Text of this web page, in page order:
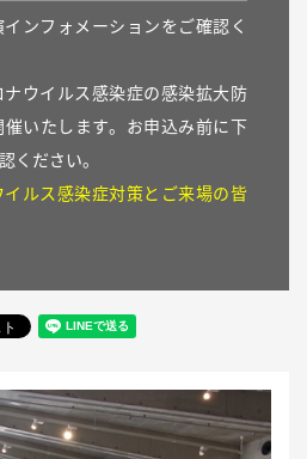
ンフォメーションをご確認く
ウイルス感染症の感染拡大防
いたします。お申込み前に下
ください。
イルス感染症対策とご来場の皆